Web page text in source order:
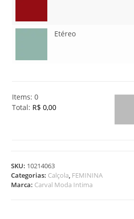
Etéreo
Items:0
Total: R$ 0,00
s
.
SKU: 10214063
Categorias: Calçola, FEMININA
Marca: Carval Moda Intima